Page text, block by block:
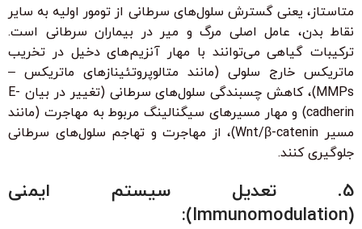
متاستاز، یعنی گسترش سلول‌های سرطانی از تومور اولیه به سایر
نقاط بدن، عامل اصلی مرگ و میر در بیماران سرطانی است.
ترکیبات گیاهی می‌توانند با مهار آنزیم‌های دخیل در تخریب
ماتریکس خارج سلولی (مانند متالوپروتئینازهای ماتریکس –
MMPs)، کاهش چسبندگی سلول‌های سرطانی (تغییر در بیان E-
cadherin) و مهار مسیرهای سیگنالینگ مربوط به مهاجرت (مانند
مسیر Wnt/β-catenin)، از مهاجرت و تهاجم سلول‌های سرطانی
جلوگیری کنند.
5. تعدیل سیستم ایمنی
(Immunomodulation):